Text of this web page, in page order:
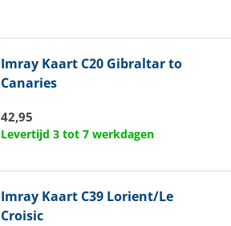
Imray Kaart C20 Gibraltar to
Canaries
42,95
Levertijd 3 tot 7 werkdagen
Imray Kaart C39 Lorient/Le
Croisic